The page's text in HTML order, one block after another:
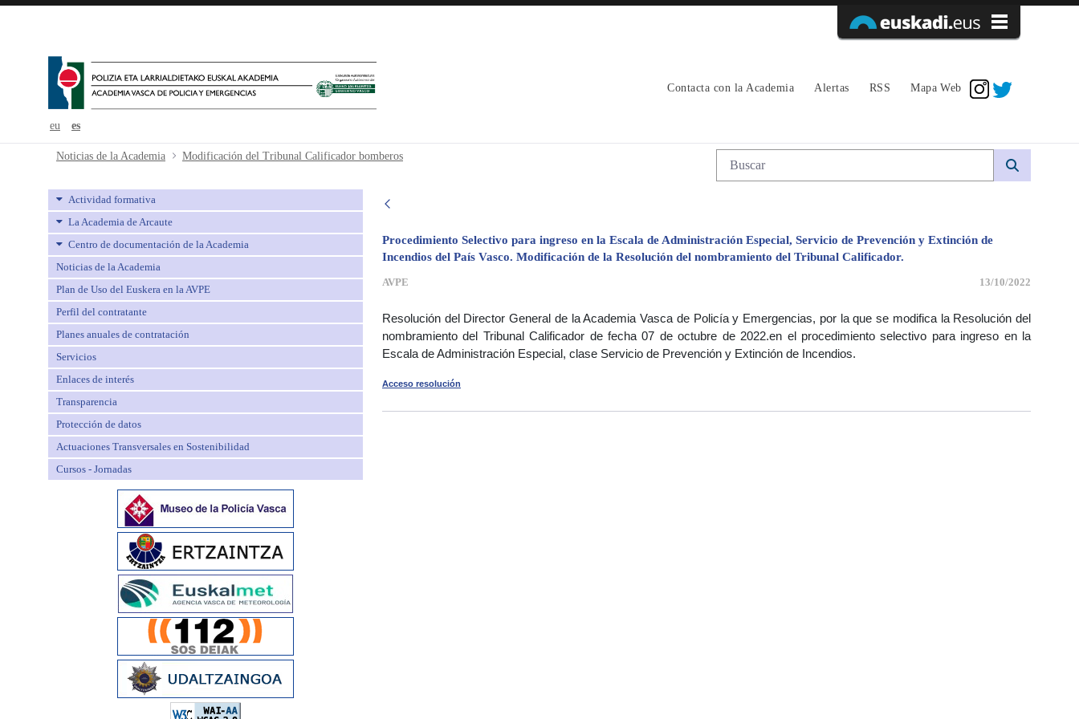
eu es
Contacta con la Academia Alertas RSS Mapa Web
Modificación del Tribunal Calificador bomberos - avpe
Noticias de la Academia Modificación del Tribunal Calificador bomberos Búsqueda web
Actividad formativa
La Academia de Arcaute
Centro de documentación de la Academia
Noticias de la Academia
Plan de Uso del Euskera en la AVPE
Perfil del contratante
Planes anuales de contratación
Servicios
Enlaces de interés
Transparencia
Protección de datos
Actuaciones Transversales en Sostenibilidad
Cursos - Jornadas
Procedimiento Selectivo para ingreso en la Escala de Administración Especial, Servicio de Prevención y Extinción de
Incendios del País Vasco. Modificación de la Resolución del nombramiento del Tribunal Calificador.
AVPE 13/10/2022
Resolución del Director General de la Academia Vasca de Policía y Emergencias, por la que se modifica la Resolución del
nombramiento del Tribunal Calificador de fecha 07 de octubre de 2022.en el procedimiento selectivo para ingreso en la
Escala de Administración Especial, clase Servicio de Prevención y Extinción de Incendios.
Acceso resolución